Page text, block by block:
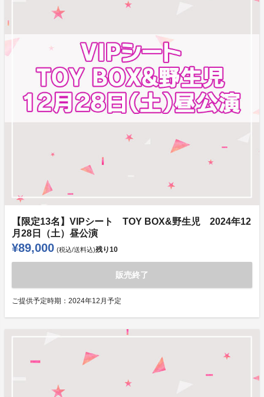
【限定13名】VIPシート TOY BOX&野生児 2024年12
月28日（土）昼公演
¥89,000 (税込/送料込)残り10
販売終了
ご提供予定時期： 2024年12月予定